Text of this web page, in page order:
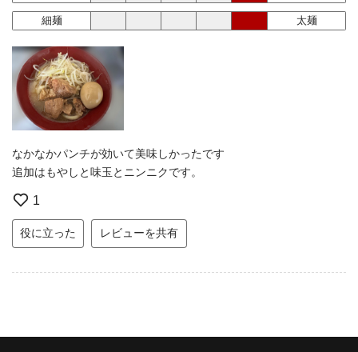
細麺 太麺
なかなかパンチが効いて美味しかったです
追加はもやしと味玉とニンニクです。
1
役に立った レビューを共有